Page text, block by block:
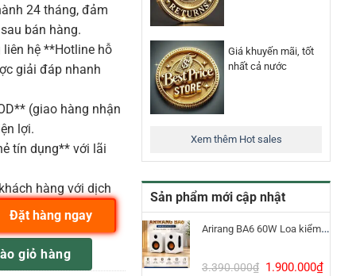
Giá khuyến mãi, tốt
nhất cả nước
Xem thêm Hot sales
Sản phẩm mới cập nhật
Arirang BA6 60W Loa kiểm âm Bluetooth 5.3
3.390.000₫ Giá
1.900.000₫Giá
24 tháng, đảm
bán hàng.
hệ **Hotline hỗ
giải đáp nhanh
(giao hàng nhận
lợi.
tín dụng** với lãi
hàng với dịch
Set Microphone số lượng
giỏ hàng
Đặt hàng ngay